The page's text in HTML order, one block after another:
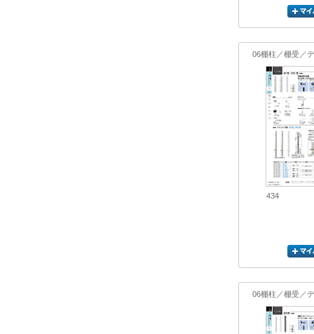
06棚柱／棚受／
434
06棚柱／棚受／